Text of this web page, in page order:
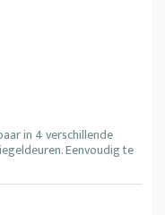
in 4 verschillende
Eenvoudig te